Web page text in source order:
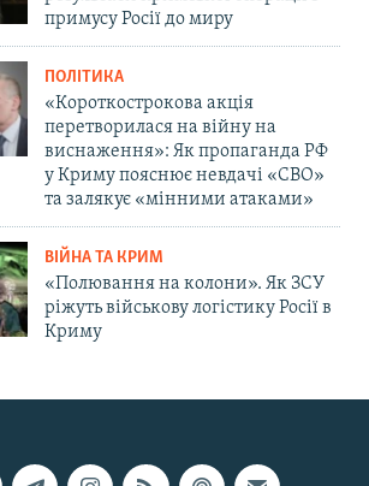
примусу Росії до миру
ПОЛІТИКА
«Короткострокова акція
перетворилася на війну на
виснаження»: Як пропаганда РФ
у Криму пояснює невдачі «СВО»
та залякує «мінними атаками»
ВІЙНА ТА КРИМ
«Полювання на колони». Як ЗСУ
ріжуть військову логістику Росії в
Криму